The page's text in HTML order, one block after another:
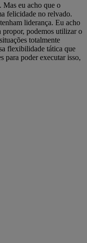
eu acho que o
felicidade no relvado.
liderança. Eu acho
propor, podemos utilizar o
totalmente
flexibilidade tática que
para poder executar isso,